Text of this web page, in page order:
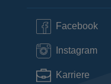
Facebook
Instagram
Karriere